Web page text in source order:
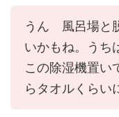
うん 風呂場と
いかもね。う
この除湿機置
らタオルくらい